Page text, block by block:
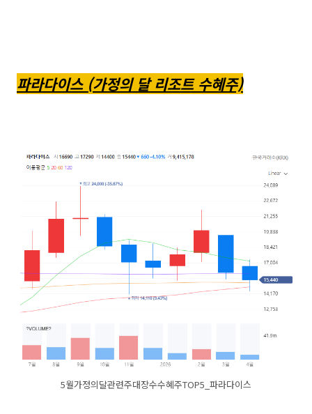
파라다이스 (가정의 달 리조트 수혜주)
5월가정의달관련주대장수수혜주TOP5_파라다이스